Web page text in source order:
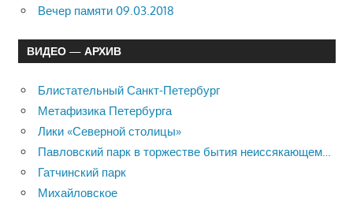
Вечер памяти 09.03.2018
ВИДЕО — АРХИВ
Блистательный Санкт-Петербург
Метафизика Петербурга
Лики «Северной столицы»
Павловский парк в торжестве бытия неиссякающем…
Гатчинский парк
Михайловское